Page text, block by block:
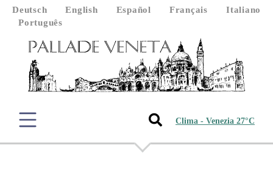
Deutsch English Español Français
Italiano
Português
Clima - Venezia 27°C